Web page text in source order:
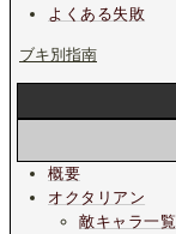
よくある失敗
ブキ別指南
概要
オクタリアン
敵キャラ一覧